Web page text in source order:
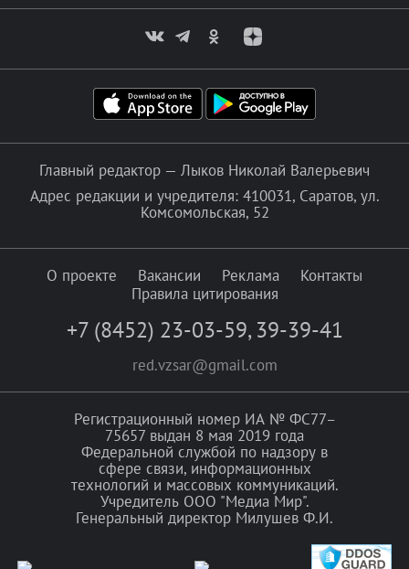
Главный редактор — Лыков Николай Валерьевич
Адрес редакции и учредителя: 410031, Саратов, ул.
Комсомольская, 52
О проекте Вакансии Реклама
Контакты
Правила цитирования
+7 (8452) 23-03-59, 39-39-41
red.vzsar@gmail.com
Регистрационный номер ИА № ФС77–
75657 выдан 8 мая 2019 года
Федеральной службой по надзору в
сфере связи, информационных
технологий и массовых коммуникаций.
Учредитель ООО "Медиа Мир".
Генеральный директор Милушев Ф.И.